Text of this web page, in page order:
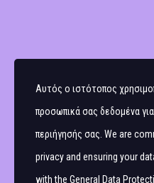
Αυτός ο ιστότοπος
προσωπικά σας δεδομένα
περιήγησής σας. We are
privacy and ensuring your
with the General Data